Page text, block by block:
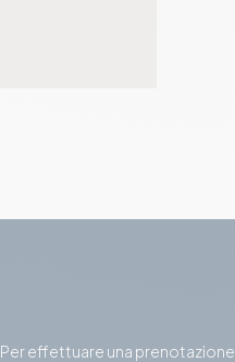
Per effettuare una prenotazione,